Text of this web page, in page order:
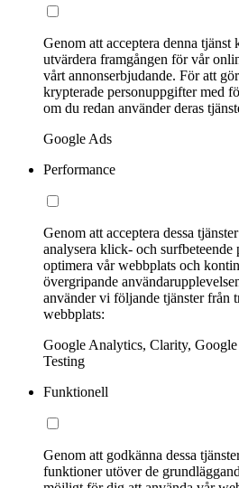
Genom att acceptera denna tjänst
utvärdera framgången för vår
vårt annonserbjudande. För att
krypterade personuppgifter med
om du redan använder deras
Google Ads
Performance
Genom att acceptera dessa
analysera klick- och
optimera vår webbplats och
övergripande
använder vi följande tjänster från
webbplats:
Google Analytics, Clarity,
Testing
Funktionell
Genom att godkänna dessa
funktioner utöver de